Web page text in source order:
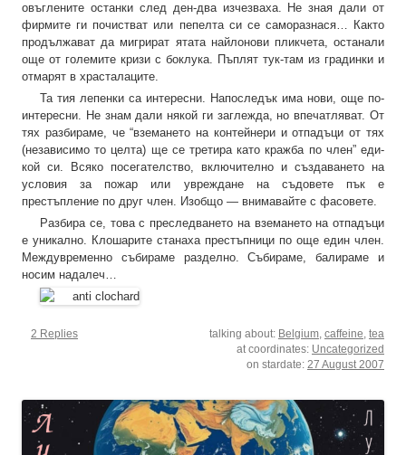
овъглените останки след ден-два изчезваха. Не зная дали от
фирмите ги почистват или пепелта си се саморазнася… Както
продължават да мигрират ятата найлонови пликчета, останали
още от големите кризи с боклука. Пъплят тук-там из градинки и
отмарят в храсталаците.
Та тия лепенки са интересни. Напоследък има нови, още по-
интересни. Не знам дали някой ги заглежда, но впечатляват. От
тях разбираме, че “вземането на контейнери и отпадъци от тях
(независимо то целта) ще се третира като кражба по член” еди-
кой си. Всяко посегателство, включително и създаването на
условия за пожар или увреждане на съдовете пък е
престъпление по друг член. Изобщо — внимавайте с фасовете.
Разбира се, това с преследването на вземането на отпадъци
е уникално. Клошарите станаха престъпници по още един член.
Междувременно събираме разделно. Събираме, балираме и
носим надалеч…
2 Replies talking about: Belgium caffeine tea
at coordinates: Uncategorized
on stardate: 27 August 2007